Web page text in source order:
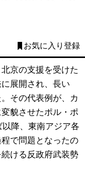
お気に入り登録
京の支援を受けた
展開され、長い
その代表例が、カ
貌させたポル・ポ
以降、東南アジア各
で問題となったの
ける反政府武装勢